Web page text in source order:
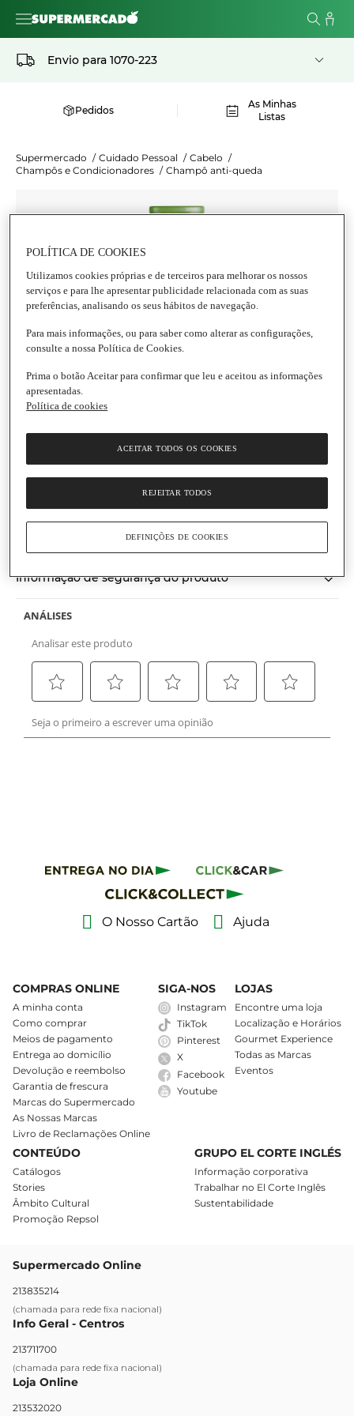
Envio para 1070-223
Pedidos
As Minhas
Listas
Supermercado / Cuidado Pessoal / Cabelo /
Champôs e Condicionadores / Champô anti-queda
Champô Anti-Queda Biológico
Sem
valor
classificação
para
mesma
página.
(0)
Escrever uma opinião
Informação de segurança do produto
O Nosso Cartão Ajuda
COMPRAS ONLINE
A minha conta
Como comprar
Meios de pagamento
Entrega ao domicílio
Devolução e reembolso
Garantia de frescura
Marcas do Supermercado
As Nossas Marcas
Livro de Reclamações Online
SIGA-NOS
Instagram
TikTok
Pinterest
X
Facebook
Youtube
LOJAS
Encontre uma loja
Localização e Horários
Gourmet Experience
Todas as Marcas
Eventos
CONTEÚDO
Catálogos
Stories
Âmbito Cultural
Promoção Repsol
GRUPO EL CORTE INGLÉS
Informação corporativa
Trabalhar no El Corte Inglês
Sustentabilidade
Supermercado Online
213835214
(chamada para rede fixa nacional)
Info Geral - Centros
213711700
(chamada para rede fixa nacional)
Loja Online
213532020
POLÍTICA DE COOKIES
Utilizamos cookies próprias e de terceiros para melhorar os nossos
serviços e para lhe apresentar publicidade relacionada com as suas
preferências, analisando os seus hábitos de navegação.
Para mais informações, ou para saber como alterar as configurações,
consulte a nossa Política de Cookies.
Prima o botão Aceitar para confirmar que leu e aceitou as informações
apresentadas.
Política de cookies
REJEITAR TODOS
ACEITAR TODOS OS COOKIES
DEFINIÇÕES DE COOKIES